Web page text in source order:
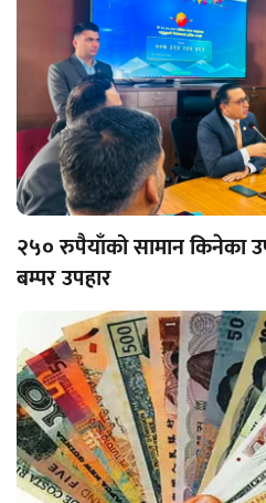
२५० रुपैयाँको सामान किनेका
बम्पर उपहार